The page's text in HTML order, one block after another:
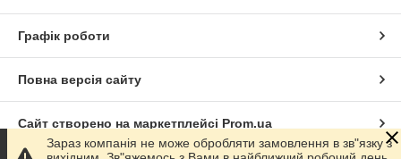
Графік роботи
Повна версія сайту
Сайт створено на маркетплейсі Prom.ua
Зараз компанія не може обробляти замовлення в зв"язку з